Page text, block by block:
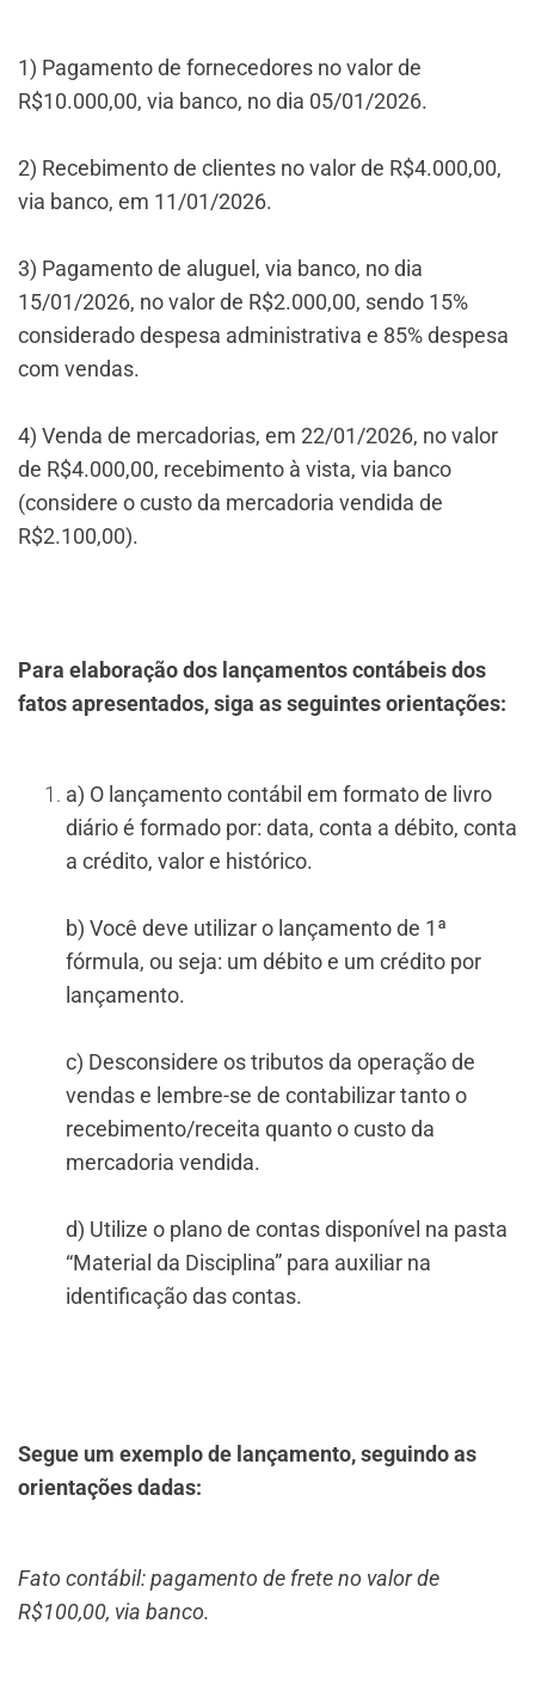
1) Pagamento de fornecedores no valor de
R$10.000,00, via banco, no dia 05/01/2026.
2) Recebimento de clientes no valor de R$4.000,00,
via banco, em 11/01/2026.
3) Pagamento de aluguel, via banco, no dia
15/01/2026, no valor de R$2.000,00, sendo 15%
considerado despesa administrativa e 85% despesa
com vendas.
4) Venda de mercadorias, em 22/01/2026, no valor
de R$4.000,00, recebimento à vista, via banco
(considere o custo da mercadoria vendida de
R$2.100,00).
Para elaboração dos lançamentos contábeis dos
fatos apresentados, siga as seguintes orientações:
a) O lançamento contábil em formato de livro
diário é formado por: data, conta a débito, conta
a crédito, valor e histórico.
b) Você deve utilizar o lançamento de 1ª
fórmula, ou seja: um débito e um crédito por
lançamento.
c) Desconsidere os tributos da operação de
vendas e lembre-se de contabilizar tanto o
recebimento/receita quanto o custo da
mercadoria vendida.
d) Utilize o plano de contas disponível na pasta
“Material da Disciplina” para auxiliar na
identificação das contas.
Segue um exemplo de lançamento, seguindo as
orientações dadas:
Fato contábil: pagamento de frete no valor de
R$100,00, via banco.